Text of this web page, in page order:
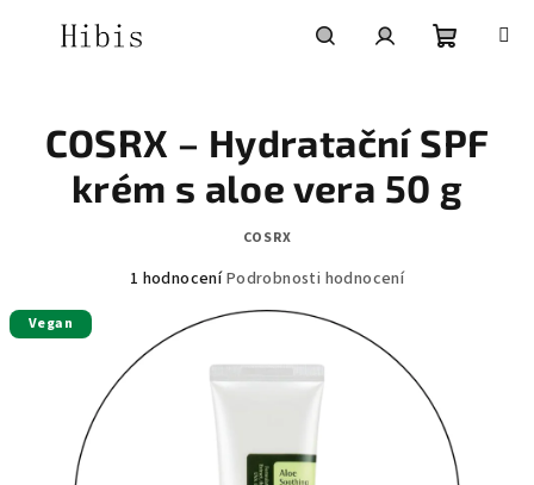
košík
COSRX – Hydratační SPF
krém s aloe vera 50 g
COSRX
Průměrné
produktu
je
5,0
1 hodnoceníPodrobnosti hodnocení
Vegan